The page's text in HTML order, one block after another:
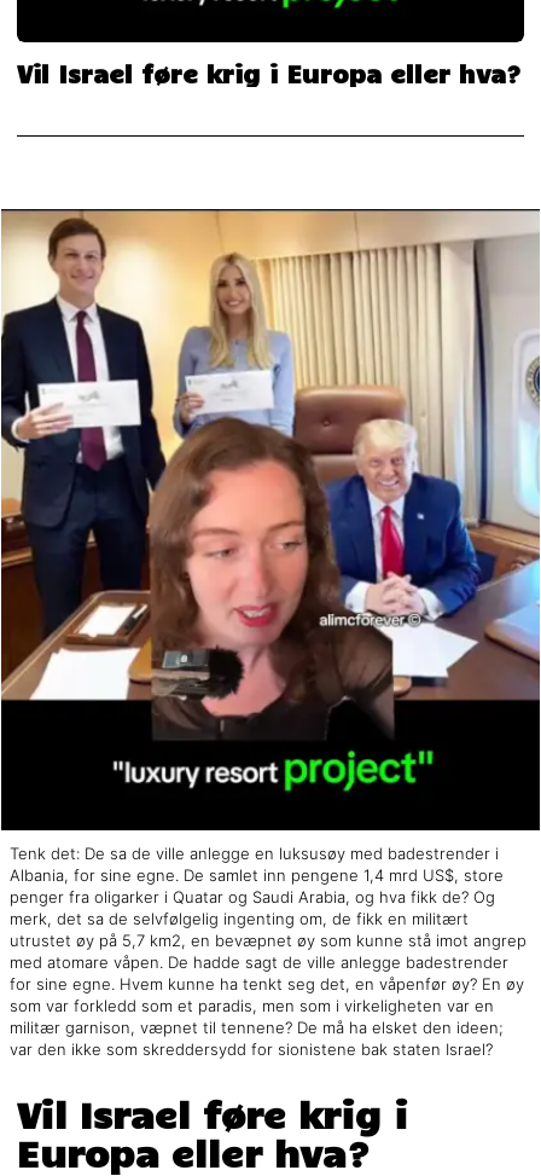
Vil Israel føre krig i Europa eller hva?
Tenk det: De sa de ville anlegge en luksusøy med badestrender i
Albania, for sine egne. De samlet inn pengene 1,4 mrd US$, store
penger fra oligarker i Quatar og Saudi Arabia, og hva fikk de? Og
merk, det sa de selvfølgelig ingenting om, de fikk en militært
utrustet øy på 5,7 km2, en bevæpnet øy som kunne stå imot angrep
med atomare våpen. De hadde sagt de ville anlegge badestrender
for sine egne. Hvem kunne ha tenkt seg det, en våpenfør øy? En øy
som var forkledd som et paradis, men som i virkeligheten var en
militær garnison, væpnet til tennene? De må ha elsket den ideen;
var den ikke som skreddersydd for sionistene bak staten Israel?
Vil Israel føre krig i
Europa eller hva?